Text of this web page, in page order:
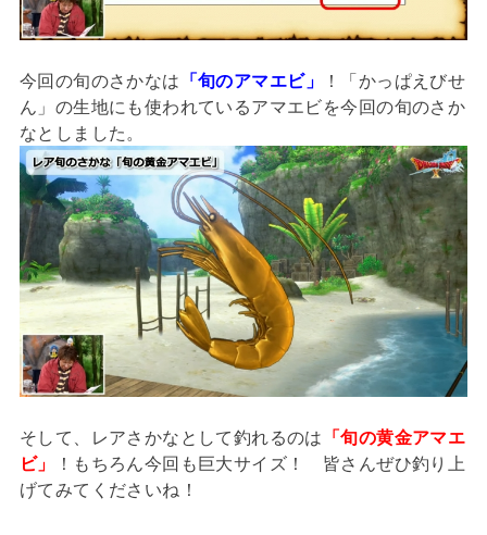
今回の旬のさかなは 「旬のアマエビ」
！「かっぱえびせ
ん」の生地にも使われているアマエビを今回の旬のさか
なとしました。
そして、レアさかなとして釣れるのは
「旬の黄金アマエ
ビ」
！もちろん今回も巨大サイズ！ 皆さんぜひ釣り上
げてみてくださいね！